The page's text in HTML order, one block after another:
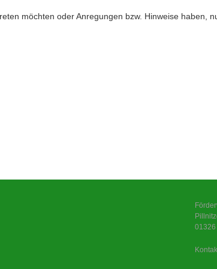
möchten oder Anregungen bzw. Hinweise haben,
01326